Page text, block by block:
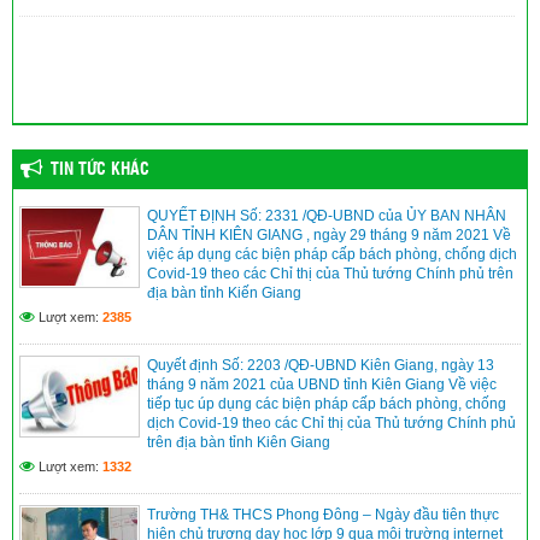
TIN TỨC KHÁC
QUYẾT ĐỊNH Số: 2331 /QĐ-UBND của ỦY BAN NHÂN
DÂN TỈNH KIÊN GIANG , ngày 29 tháng 9 năm 2021 Về
việc áp dụng các biện pháp cấp bách phòng, chống dịch
Covid-19 theo các Chỉ thị của Thủ tướng Chính phủ trên
địa bàn tỉnh Kiến Giang
Lượt xem: 2385
Quyết định Số: 2203 /QĐ-UBND Kiên Giang, ngày 13
tháng 9 năm 2021 của UBND tỉnh Kiên Giang Về việc
tiếp tục úp dụng các biện pháp cấp bách phòng, chống
dịch Covid-19 theo các Chỉ thị của Thủ tướng Chính phủ
trên địa bàn tỉnh Kiên Giang
Lượt xem: 1332
Trường TH& THCS Phong Đông – Ngày đầu tiên thực
hiện chủ trương dạy học lớp 9 qua môi trường internet